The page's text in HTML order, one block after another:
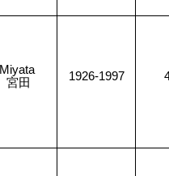
Miyata
宮田
1926-1997